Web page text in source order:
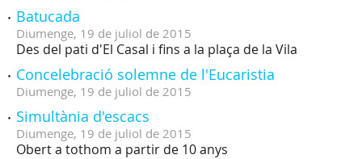
Batucada
Diumenge, 19 de juliol de 2015
Des del pati d'El Casal i fins a la plaça de la Vila
Concelebració solemne de l'Eucaristia
Diumenge, 19 de juliol de 2015
Simultània d'escacs
Diumenge, 19 de juliol de 2015
Obert a tothom a partir de 10 anys